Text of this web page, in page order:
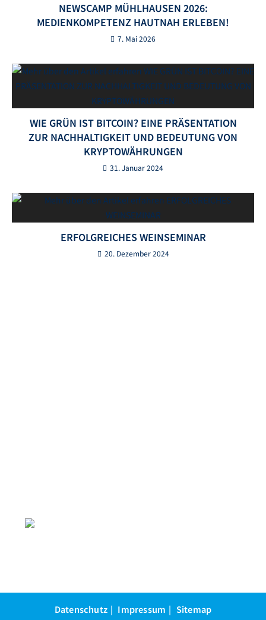
NEWSCAMP MÜHLHAUSEN 2026:
MEDIENKOMPETENZ HAUTNAH ERLEBEN!
7. Mai 2026
WIE GRÜN IST BITCOIN? EINE PRÄSENTATION
ZUR NACHHALTIGKEIT UND BEDEUTUNG VON
KRYPTOWÄHRUNGEN
31. Januar 2024
ERFOLGREICHES WEINSEMINAR
20. Dezember 2024
Datenschutz Impressum Sitemap